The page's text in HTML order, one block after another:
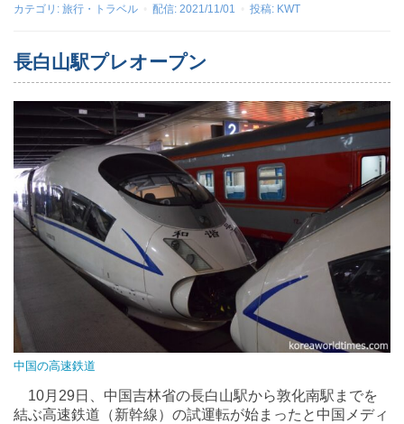
カテゴリ: 旅行・トラベル 配信: 2021/11/01 投稿: KWT
長白山駅プレオープン
中国の高速鉄道
10月29日、中国吉林省の長白山駅から敦化南駅までを
結ぶ高速鉄道（新幹線）の試運転が始まったと中国メディ